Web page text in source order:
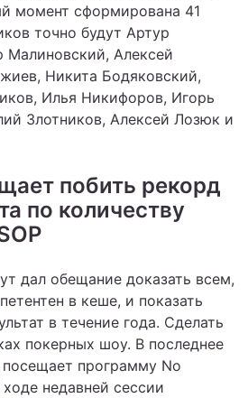
момент сформирована 41
точно будут Артур
Малиновский, Алексей
Никита Бодяковский,
Илья Никифоров, Игорь
Злотников, Алексей Лозюк и
побить рекорд
по количеству
дал обещание доказать всем,
в кеше, и показать
в течение года. Сделать
покерных шоу. В последнее
программу No
недавней сессии